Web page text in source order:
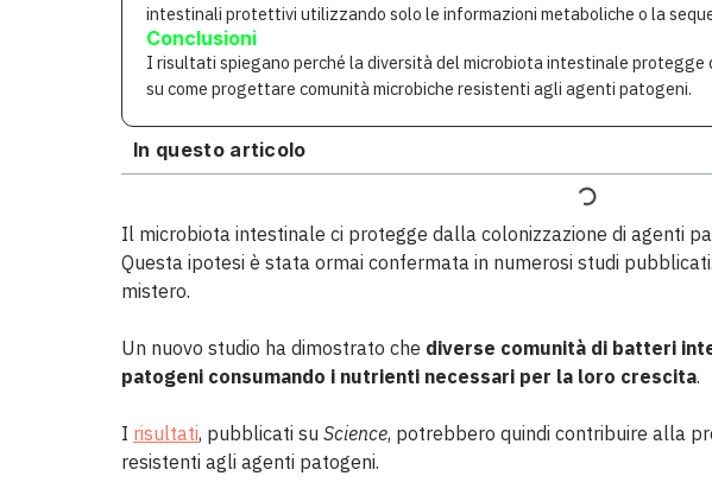
intestinali protettivi utilizzando solo le informazioni metaboliche o la
Conclusioni
I risultati spiegano perché la diversità del microbiota intestinale
su come progettare comunità microbiche resistenti agli agenti patogeni.
In questo articolo
Il microbiota intestinale ci protegge dalla colonizzazione di agenti
Questa ipotesi è stata ormai confermata in numerosi studi
mistero.
Un nuovo studio ha dimostrato che diverse comunità di batteri
patogeni consumando i nutrienti necessari per la loro crescita.
I risultati, pubblicati su Science, potrebbero quindi contribuire alla
resistenti agli agenti patogeni.